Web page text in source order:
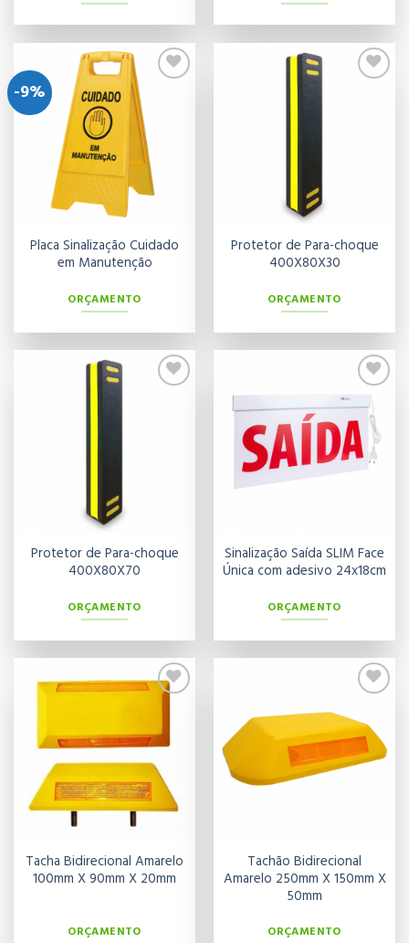
-9%
Adicionar
aos meus
desejos
Placa Sinalização Cuidado
em Manutenção
ORÇAMENTO
Protetor de Para-choque
400X80X30
ORÇAMENTO
Protetor de Para-choque
400X80X70
ORÇAMENTO
Adicionar
aos meus
desejos
Sinalização Saída SLIM Face
Única com adesivo 24x18cm
ORÇAMENTO
desejos
Tacha Bidirecional Amarelo
100mm X 90mm X 20mm
ORÇAMENTO
aos meus
desejos
Tachão Bidirecional
Amarelo 250mm X 150mm X
50mm
ORÇAMENTO